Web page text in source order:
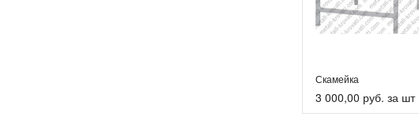
Скамейка
3 000,00 руб. за шт